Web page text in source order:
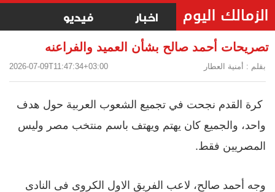
اخبار فيديو
تصريحات أحمد صالح بشأن العميد والفراعنه
بقلم : أمنية العطار 2026-07-09T11:47:34+03:00
كرة القدم نجحت في تجميع الشعوب العربية حول هدف
واحد، والجميع كان يهتم ويهتف باسم منتخب مصر وليس
المصريين فقط.
وجه أحمد صالح، لاعب الفريق الاول الكروى فى النادى